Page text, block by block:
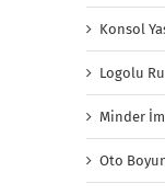
Konsol
Logolu
Minder
Oto